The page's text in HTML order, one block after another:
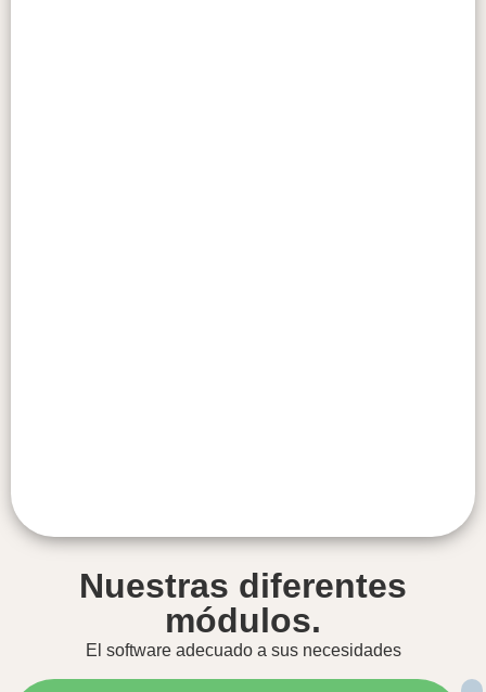
Nuestras diferentes
módulos.
El software adecuado a sus necesidades